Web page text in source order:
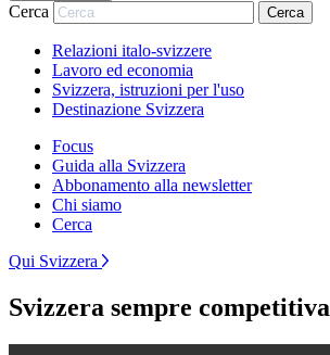
Cerca Cerca
Relazioni italo-svizzere
Lavoro ed economia
Svizzera, istruzioni per l'uso
Destinazione Svizzera
Focus
Guida alla Svizzera
Abbonamento alla newsletter
Chi siamo
Cerca
Qui Svizzera
Svizzera sempre competitiva